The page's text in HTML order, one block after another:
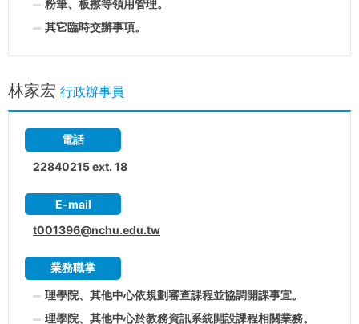
粉筆、板擦等領用管理。
其它臨時交辦事項。
林家宏 行政辦事員
電話
22840215 ext. 18
E-mail
t001396@nchu.edu.tw
業務職掌
理學院、其他中心依規劃審查課程並協調開課事宜。
理學院、其他中心於教務資訊系統開設課程相關業務。